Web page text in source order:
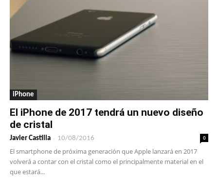
iPhone
El iPhone de 2017 tendrá un nuevo diseño
de cristal
Javier Castilla - 10/08/2016 0
El smartphone de próxima generación que Apple lanzará en 2017
volverá a contar con el cristal como el principalmente material en el
que estará...